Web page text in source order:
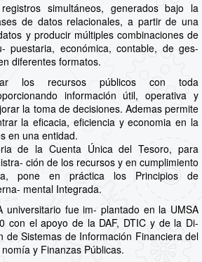
simultáneos, generados bajo la
de datos relacionales, a partir de una
y producir múltiples combinaciones de
puestaria, económica, contable, de ges-
diferentes formatos.
los recursos públicos con toda
información útil, operativa y
la toma de decisiones. Ademas permite
la eficacia, eficiencia y economia en la
en una entidad.
de la Cuenta Única del Tesoro, para
ción de los recursos y en cumplimiento
pone en práctica los Principios de
mental Integrada.
universitario fue im- plantado en la UMSA
con el apoyo de la DAF, DTIC y de la Di-
de Sistemas de Información Financiera del
y Finanzas Públicas.